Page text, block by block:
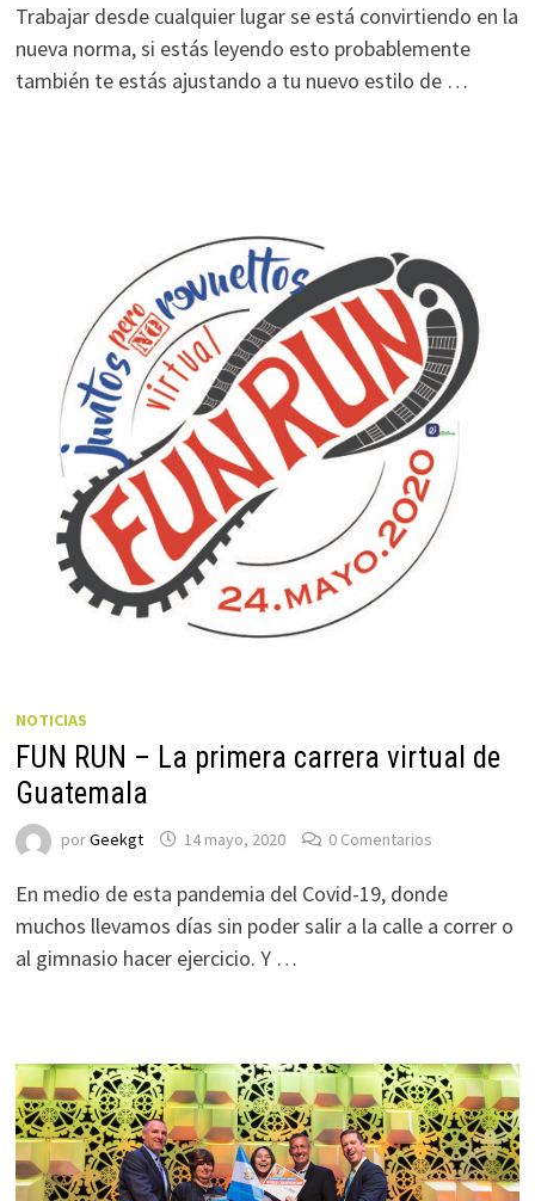
Trabajar desde cualquier lugar se está convirtiendo en la
nueva norma, si estás leyendo esto probablemente
también te estás ajustando a tu nuevo estilo de …
NOTICIAS
FUN RUN – La primera carrera virtual de
Guatemala
porGeekgt 14 mayo, 2020 0 Comentarios
En medio de esta pandemia del Covid-19, donde
muchos llevamos días sin poder salir a la calle a correr o
al gimnasio hacer ejercicio. Y …